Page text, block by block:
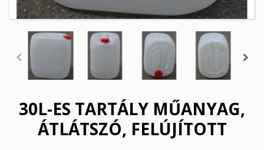
30L-ES TARTÁLY MŰANYAG,
ÁTLÁTSZÓ, FELÚJÍTOTT